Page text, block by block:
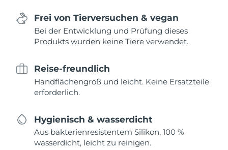
Frei von Tierversuchen & vegan
Bei der Entwicklung und Prüfung dieses
Produkts wurden keine Tiere verwendet.
Reise-freundlich
Handflächengroß und leicht. Keine Ersatzteile
erforderlich.
Hygienisch & wasserdicht
Aus bakterienresistentem Silikon, 100 %
wasserdicht, leicht zu reinigen.